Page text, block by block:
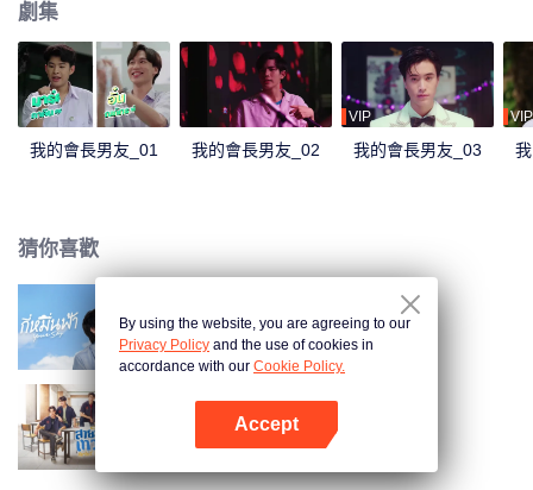
Tinn怎麼能和那個競爭呢？為了拯救他的俱樂部，Gun發誓要奴役Tinn，他不
會蠢到拒絕這樣的提議。當Tinn得知Chinzhilla有一條規定，樂隊成員在贏得
Hot Wave音樂比賽之前不得約會，他發誓要盡一切努力幫助他們做到這一點。
劇集
我的會長男友_01 我的會長男友_02
VIP
我的會長男友_03
VIP
猜你喜歡
你的天空 (未剪輯版)
男神俱樂部
By using the website, you are agreeing to our
Privacy Policy and the use of cookies in
accordance with our Cookie Policy.
Accept